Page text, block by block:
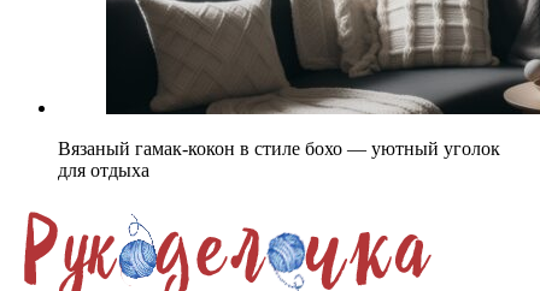
Вязаный гамак-кокон в стиле бохо — уютный уголок
для отдыха